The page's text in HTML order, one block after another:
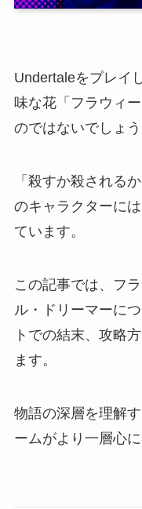
Undertaleをプレイ
味な花「フラウィ
のではないでしょう
「殺すか殺される
のキャラクターに
ています。
この記事では、フ
ル・ドリーマーに
トでの結末、攻略
ます。
物語の深層を理解
ームがより一層心